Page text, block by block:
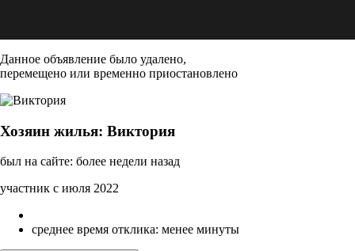
Данное объявление было удалено,
перемещено или временно приостановлено
Хозяин жилья: Виктория
был на сайте: более недели назад
участник с июля 2022
среднее время отклика: менее минуты